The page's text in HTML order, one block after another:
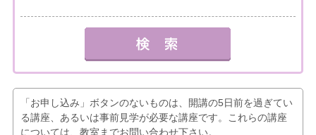
「お申し込み」ボタンのないものは、開講の5日前を過ぎてい
る講座、あるいは事前見学が必要な講座です。これらの講座
については、教室までお問い合わせ下さい。